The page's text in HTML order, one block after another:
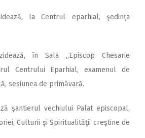
la Centrul eparhial, şedinţa
în Sala ,,Episcop Chesarie
Centrului Eparhial, examenul de
sesiunea de primăvară.
şantierul vechiului Palat episcopal,
Culturii şi Spiritualităţii creştine de